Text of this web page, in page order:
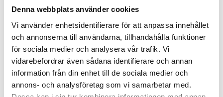
Denna webbplats använder cookies
Vi använder enhetsidentifierare för att anpassa innehållet
och annonserna till användarna, tillhandahålla funktioner
för sociala medier och analysera vår trafik. Vi
vidarebefordrar även sådana identifierare och annan
information från din enhet till de sociala medier och
annons- och analysföretag som vi samarbetar med.
VäljStorlek
Välj Storlek